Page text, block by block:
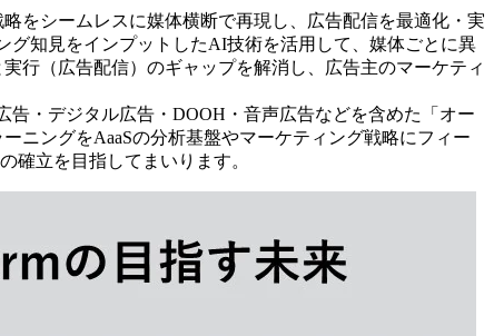
をシームレスに媒体横断で再現し、広告配信を最適化・実
グ知見をインプットしたAI技術を活用して、媒体ごとに異
行（広告配信）のギャップを解消し、広告主のマーケティ
告・デジタル広告・DOOH・音声広告などを含めた「オー
ニングをAaaSの分析基盤やマーケティング戦略にフィー
確立を目指してまいります。